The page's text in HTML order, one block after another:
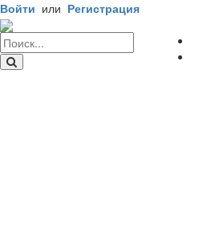
Войти или Регистрация